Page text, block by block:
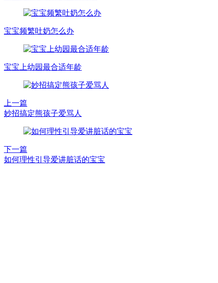
宝宝频繁吐奶怎么办
宝宝上幼园最合适年龄
上一篇
妙招搞定熊孩子爱骂人
下一篇
如何理性引导爱讲脏话的宝宝